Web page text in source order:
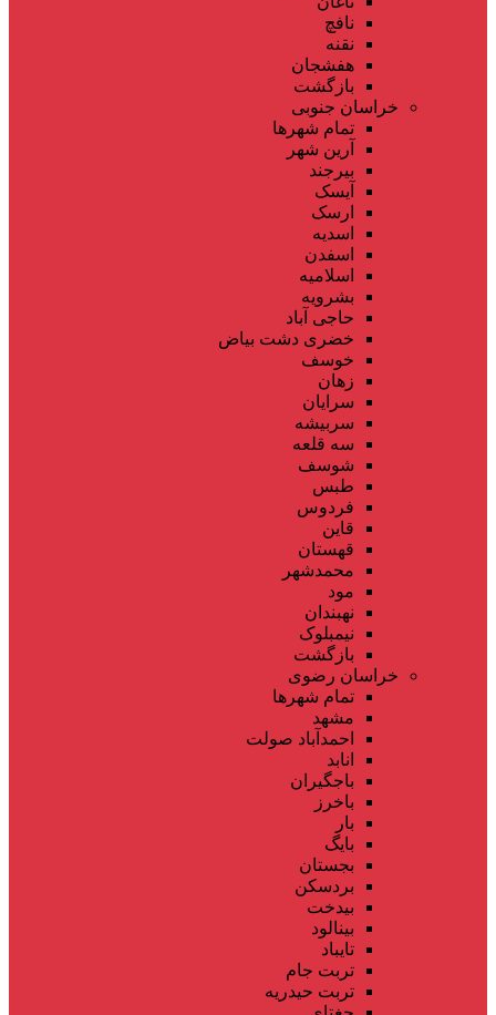
نافچ
نقنه
هفشجان
بازگشت
خراسان جنوبی
تمام شهر‌ها
آرین شهر
بیرجند
آیسک
ارسک
اسدیه
اسفدن
اسلامیه
بشرویه
حاجی آباد
خضری دشت بیاض
خوسف
زهان
سرایان
سربیشه
سه قلعه
شوسف
طبس
فردوس
قاین
قهستان
محمدشهر
مود
نهبندان
نیمبلوک
بازگشت
خراسان رضوی
تمام شهر‌ها
مشهد
احمدآباد صولت
انابد
باجگیران
باخرز
بار
بایگ
بجستان
بردسکن
بیدخت
بینالود
تایباد
تربت جام
تربت حیدریه